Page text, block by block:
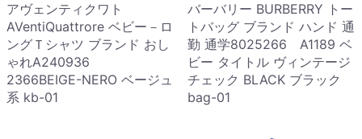
アヴェンティクワト
AVentiQuattrore ベビー－ロ
ングＴシャツ ブランド おし
ゃれA240936
2366BEIGE-NERO ベージュ
系 kb-01
バーバリー BURBERRY トー
トバッグ ブランド ハンド 通
勤 通学8025266 A1189 ベ
ビー タイトル ヴィンテージ
チェック BLACK ブラック
bag-01